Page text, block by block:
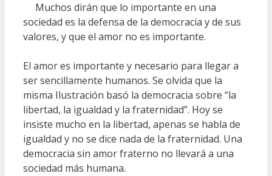
Muchos dirán que lo importante en una
sociedad es la defensa de la democracia y de sus
valores, y que el amor no es importante.
El amor es importante y necesario para llegar a
ser sencillamente humanos. Se olvida que la
misma Ilustración basó la democracia sobre “la
libertad, la igualdad y la fraternidad”. Hoy se
insiste mucho en la libertad, apenas se habla de
igualdad y no se dice nada de la fraternidad. Una
democracia sin amor fraterno no llevará a una
sociedad más humana.